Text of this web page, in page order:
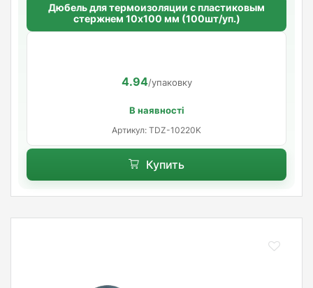
Дюбель для термоизоляции с пластиковым
стержнем 10х100 мм (100шт/уп.)
4.94/упаковку
В наявності
Артикул: TDZ-10220K
Купить